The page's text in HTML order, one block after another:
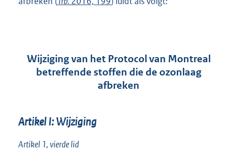
Wijziging van het Protocol van Montreal
betreffende stoffen die de ozonlaag
afbreken
Artikel I: Wijziging
Artikel 1, vierde lid